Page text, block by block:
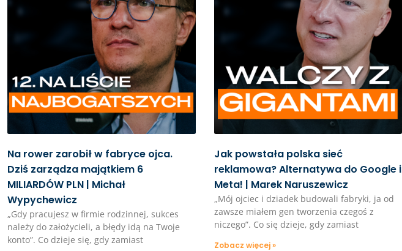
Na rower zarobił w fabryce ojca.
Dziś zarządza majątkiem 6
MILIARDÓW PLN | Michał
Wypychewicz
„Gdy pracujesz w firmie rodzinnej, sukces
należy do założycieli, a błędy idą na Twoje
konto”. Co dzieje się, gdy zamiast
Jak powstała polska sieć
reklamowa? Alternatywa do Google i
Meta! | Marek Naruszewicz
„Mój ojciec i dziadek budowali fabryki, ja od
zawsze miałem gen tworzenia czegoś z
niczego”. Co się dzieje, gdy zamiast
Zobacz więcej »